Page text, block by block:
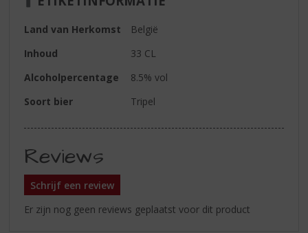
Land van Herkomst
België
Inhoud
33 CL
Alcoholpercentage
8.5% vol
Soort bier
Tripel
Reviews
Schrijf een review
Er zijn nog geen reviews geplaatst voor dit product